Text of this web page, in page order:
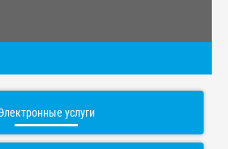
услуги